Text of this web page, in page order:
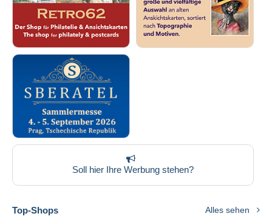
Soll hier Ihre Werbung stehen?
Top-Shops Alles sehen